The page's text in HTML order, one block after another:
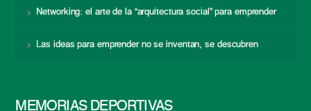
Networking: el arte de la “arquitectura social” para emprender
Las ideas para emprender no se inventan, se descubren
MEMORIAS DEPORTIVAS